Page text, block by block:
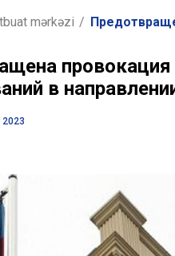
mərkəzi /
в
2023